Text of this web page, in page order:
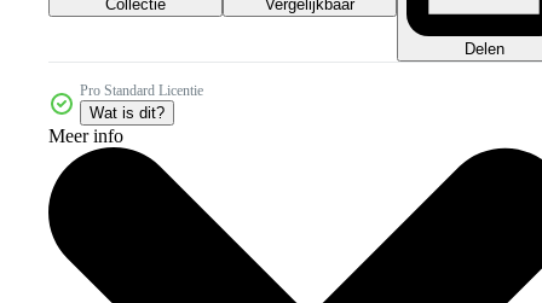
Collectie Vergelijkbaar
Delen
Pro Standard Licentie
Wat is dit?
Meer info